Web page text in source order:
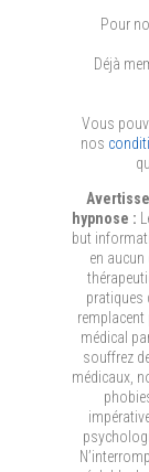
Pour
Déjà
Vous
nos
hypnose :
but
en
pratiques
médical
souffrez
médicaux,